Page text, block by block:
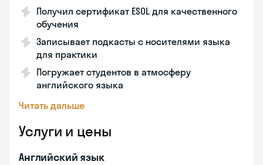
Получил сертификат ESOL для качественного
обучения
Записывает подкасты с носителями языка
для практики
Погружает студентов в атмосферу
английского языка
Читать дальше
Услуги и цены
Английский язык